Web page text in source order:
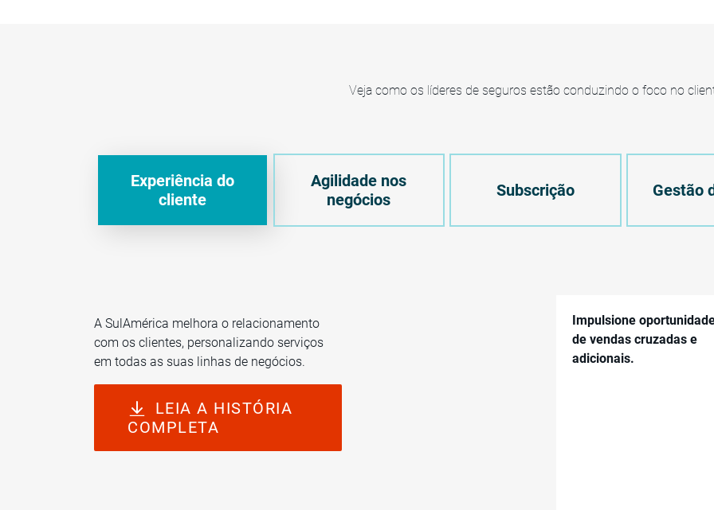
Veja como os líderes de seguros estão conduzindo o foco no
Experiência do
cliente
Agilidade nos
negócios
Subscrição Gestão
A SulAmérica melhora o relacionamento
com os clientes, personalizando serviços
em todas as suas linhas de negócios.
LEIA A HISTÓRIA
COMPLETA
Impulsione
de vendas cruzadas e
adicionais.